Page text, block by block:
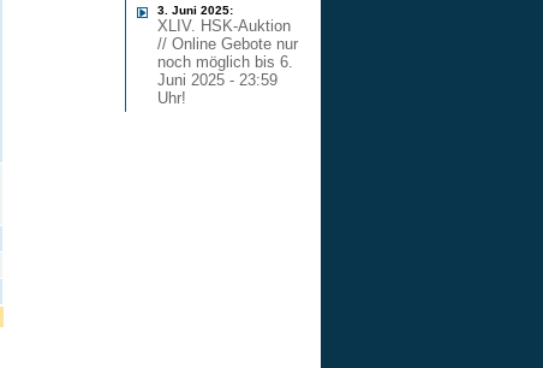
3. Juni 2025:
XLIV. HSK-Auktion
// Online Gebote nur
noch möglich bis 6.
Juni 2025 - 23:59
Uhr!